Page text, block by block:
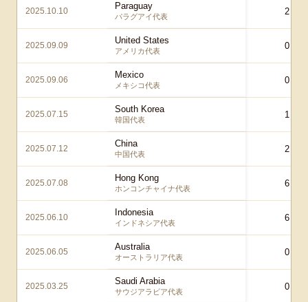
2025.10.10 Paraguay
パラグアイ代表 2 – 2
2025.09.09 United States
アメリカ代表 0 – 2
2025.09.06 Mexico
メキシコ代表 0 – 0
2025.07.15 South Korea
韓国代表 1 – 0
2025.07.12 China
中国代表 2 – 0
2025.07.08 Hong Kong
ホンコンチャイナ代表 6 – 1
2025.06.10 Indonesia
インドネシア代表 6 – 0
2025.06.05 Australia
オーストラリア代表 0 – 1
2025.03.25 Saudi Arabia
サウジアラビア代表 0 – 0